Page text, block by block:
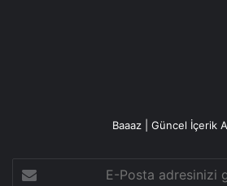
Baaaz | Güncel İçerik
Posta